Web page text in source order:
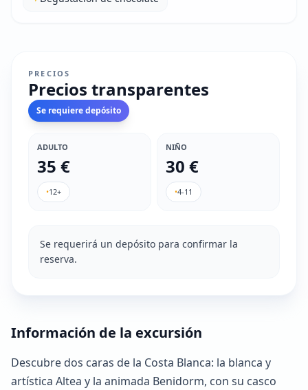
PRECIOS
Precios transparentes
Se requiere depósito
ADULTO
35 €
•12+
NIÑO
30 €
•4-11
Se requerirá un depósito para confirmar la
reserva.
Información de la excursión
Descubre dos caras de la Costa Blanca: la blanca y
artística Altea y la animada Benidorm, con su casco